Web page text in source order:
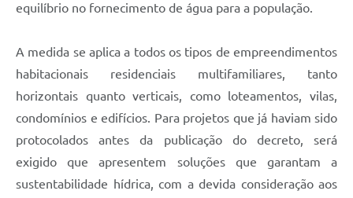
equilíbrio no fornecimento de água para a população.
A medida se aplica a todos os tipos de empreendimentos
habitacionais residenciais multifamiliares, tanto
horizontais quanto verticais, como loteamentos, vilas,
condomínios e edifícios. Para projetos que já haviam sido
protocolados antes da publicação do decreto, será
exigido que apresentem soluções que garantam a
sustentabilidade hídrica, com a devida consideração aos